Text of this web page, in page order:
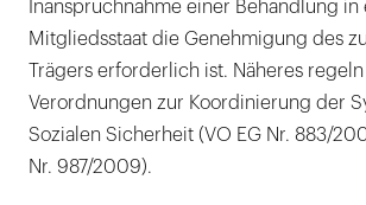
Inanspruchnahme einer Behandlung
Mitgliedsstaat die Genehmigung des
Trägers erforderlich ist. Näheres
Verordnungen zur Koordinierung der
Sozialen Sicherheit (VO EG Nr. 883/
Nr. 987/2009).